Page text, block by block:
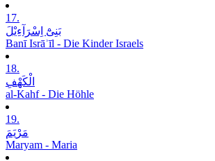
17.
بَنِیْٓ اِسْرَآءِیْلَ
Banī Isrāʾīl - Die Kinder Israels
18.
الْکَھْفِ
al-Kahf - Die Höhle
19.
مَرْیَمَ
Maryam - Maria